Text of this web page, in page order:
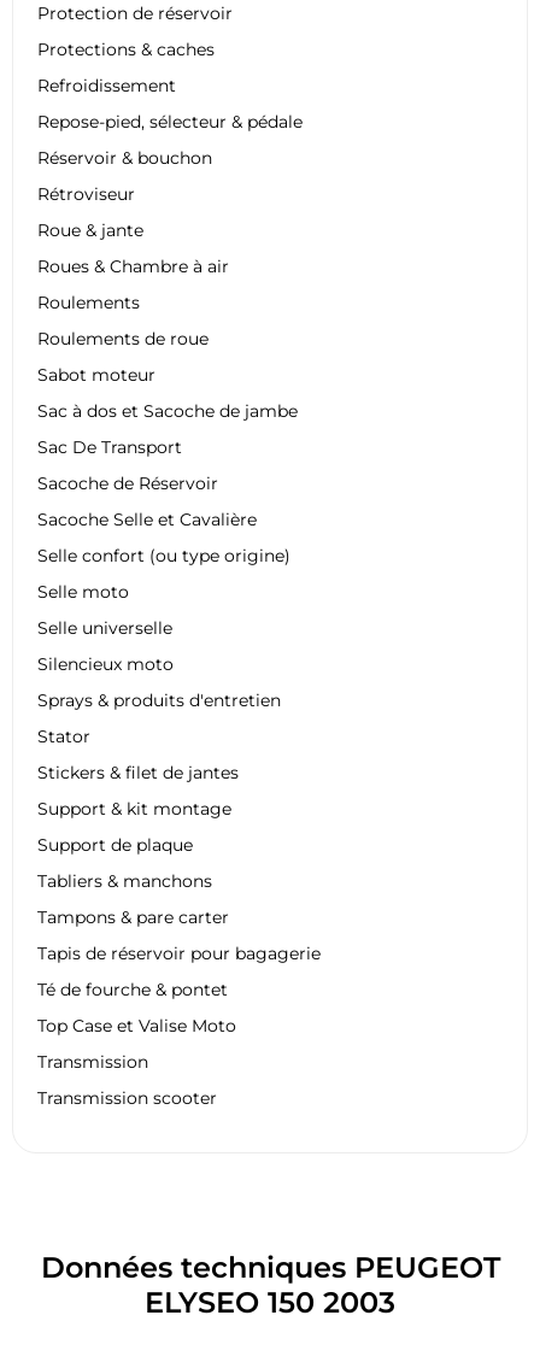
Protection de réservoir
Protections & caches
Refroidissement
Repose-pied, sélecteur & pédale
Réservoir & bouchon
Rétroviseur
Roue & jante
Roues & Chambre à air
Roulements
Roulements de roue
Sabot moteur
Sac à dos et Sacoche de jambe
Sac De Transport
Sacoche de Réservoir
Sacoche Selle et Cavalière
Selle confort (ou type origine)
Selle moto
Selle universelle
Silencieux moto
Sprays & produits d'entretien
Stator
Stickers & filet de jantes
Support & kit montage
Support de plaque
Tabliers & manchons
Tampons & pare carter
Tapis de réservoir pour bagagerie
Té de fourche & pontet
Top Case et Valise Moto
Transmission
Transmission scooter
Données techniques PEUGEOT
ELYSEO 150 2003